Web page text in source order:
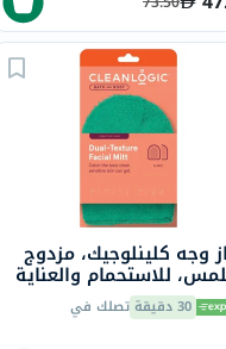
وجه كلينلوجيك، مزدوج
للاستحمام والعناية
للبشرة الحساسة،
CL-
30 دقيقة تصلك في